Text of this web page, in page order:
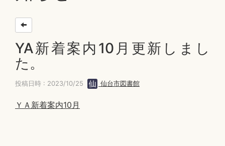
YA新着案内10月更新しまし
た。
投稿日時 : 2023/10/25 仙台市図書館
ＹＡ新着案内10月